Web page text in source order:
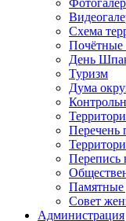
Схема
Почётные
День
Туризм
Дума
Перечень
Перепись
Памятные
Совет
Администрация